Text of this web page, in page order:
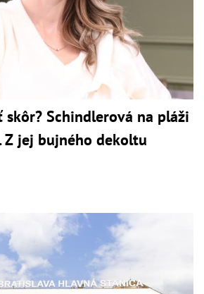
skôr? Schindlerová na pláži
Z jej bujného dekoltu